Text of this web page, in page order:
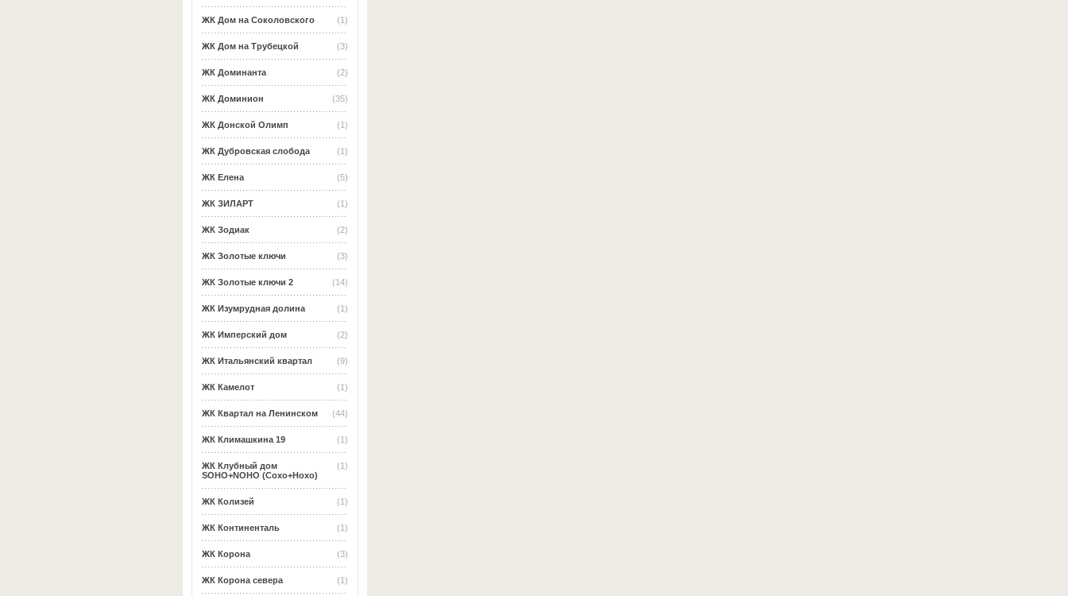
(1)
ЖК Дом на Соколовского
(3)
ЖК Дом на Трубецкой
(2)
ЖК Доминанта
(35)
ЖК Доминион
(1)
ЖК Донской Олимп
(1)
ЖК Дубровская слобода
(5)
ЖК Елена
(1)
ЖК ЗИЛАРТ
(2)
ЖК Зодиак
(3)
ЖК Золотые ключи
(14)
ЖК Золотые ключи 2
(1)
ЖК Изумрудная долина
(2)
ЖК Имперский дом
(9)
ЖК Итальянский квартал
(1)
ЖК Камелот
(44)
ЖК Квартал на Ленинском
(1)
ЖК Климашкина 19
(1)
ЖК Клубный дом
SOHO+NOHO (Сохо+Нохо)
(1)
ЖК Колизей
(1)
ЖК Континенталь
(3)
ЖК Корона
(1)
ЖК Корона севера